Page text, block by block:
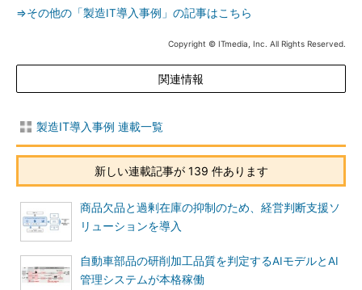
⇒その他の「製造IT導入事例」の記事はこちら
Copyright © ITmedia, Inc. All Rights Reserved.
関連情報
製造IT導入事例 連載一覧
新しい連載記事が 139 件あります
商品欠品と過剰在庫の抑制のため、経営判断支援ソ
リューションを導入
自動車部品の研削加工品質を判定するAIモデルとAI
管理システムが本格稼働